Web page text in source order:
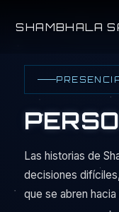
SHAMBHALA
Las historias de
decisiones
que se abren